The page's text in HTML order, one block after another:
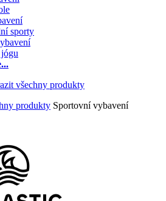
sporty
produkty Sportovní vybavení